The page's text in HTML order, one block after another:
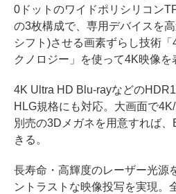
0ドットのワイドポリシリコン
の3枚構成で、専用デバイスを
シフト)させる画素ずらし技術
クノロジー」を使って4K映像を
4K Ultra HD Blu-rayなどの
HLG規格にも対応。大画面で
別売の3Dメガネを用意すれば
きる。
長寿命・高輝度のレーザー光源
ントラストな映像投写を実現。